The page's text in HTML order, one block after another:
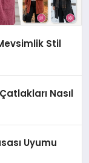
Stil
Nasıl
Uyumu